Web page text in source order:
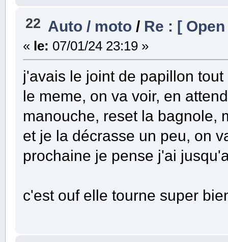
22 Auto / moto/ Re : [
« le: 07/01/24 23:19 »
j'avais le joint de papillon
le meme, on va voir, en
manouche, reset la bagnole,
et je la décrasse un peu, on
prochaine je pense j'ai
c'est ouf elle tourne super